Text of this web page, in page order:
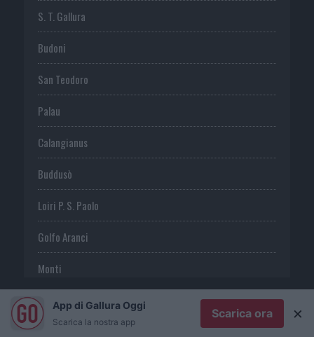
S. T. Gallura
Budoni
San Teodoro
Palau
Calangianus
Buddusò
Loiri P. S. Paolo
Golfo Aranci
Monti
Telti
S. Antonio di G.
App di Gallura Oggi
Scarica la nostra app
Scarica ora ×